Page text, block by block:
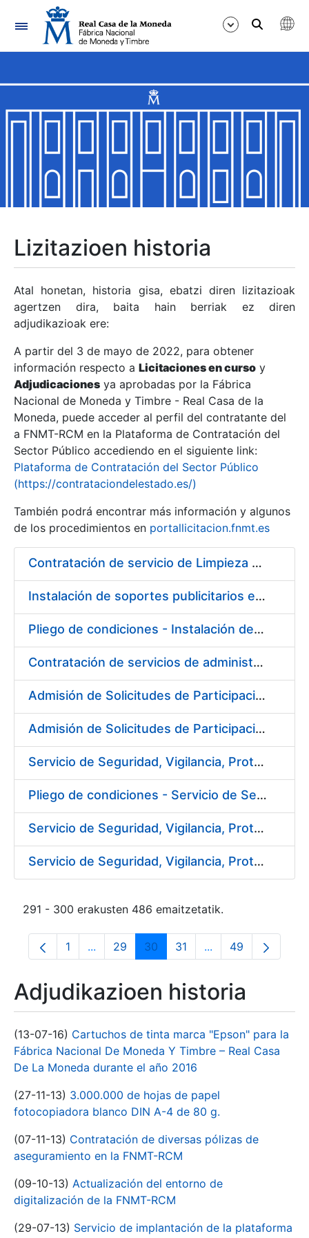
Nabigazioa
Erakutsi/Ezkutatu
Erakutsi/Ezkutatu
Erakutsi/Ezkutatu
Erakutsi/Ezkutatu
Erakutsi/Ezkutatu
Erakutsi/Ezkutatu
Erakutsi/Ezkutatu
Erakutsi/Ezkutatu
Lizitazioen historia
Atal honetan, historia gisa, ebatzi diren lizitazioak
agertzen dira, baita hain berriak ez diren
adjudikazioak ere:
A partir del 3 de mayo de 2022, para obtener
información respecto a Licitaciones en curso y
Adjudicaciones ya aprobadas por la Fábrica
Nacional de Moneda y Timbre - Real Casa de la
Moneda, puede acceder al perfil del contratante del
a FNMT-RCM en la Plataforma de Contratación del
Sector Público accediendo en el siguiente link:
Plataforma de Contratación del Sector Público
(https://contrataciondelestado.es/)
También podrá encontrar más información y algunos
de los procedimientos en portallicitacion.fnmt.es
Contratación de servicio de Limpieza en la Fábrica Nacional de Moneda y Timbre-Real Casa de la Moneda
Instalación de soportes publicitarios en solar de la FNMT-RCM
Pliego de condiciones - Instalación de soportes publicitarios en solar de la FNMT-RCM
Contratación de servicios de administración, soporte, mantenimiento y help desk, de los sistemas SAP implantados en la FNMT-RCM
Admisión de Solicitudes de Participación - Ref. PR01/1003/2016
Admisión de Solicitudes de Participación - Ref. PR02/1003/2016
Servicio de Seguridad, Vigilancia, Protección y Control en los centros de la FNMT-RCM en Burgos.
Pliego de condiciones - Servicio de Seguridad, Vigilancia, Protección y Control en los centros de la FNMT-RCM en Burgos
Servicio de Seguridad, Vigilancia, Protección y Control en los centros de la FNMT-RCM en Madrid
Servicio de Seguridad, Vigilancia, Protección y Control en los centros de la FNMT-RCM en Madrid
291 - 300 erakusten 486 emaitzetatik.
Orrialdea
1 ...Intermediate Pages Use TAB to navigate.
Orrialdea
29 Orrialdea
30 Orrialdea
31 ...Intermediate
Orrialdea
49
Adjudikazioen historia
(13-07-16) Cartuchos de tinta marca "Epson" para la
Fábrica Nacional De Moneda Y Timbre – Real Casa
De La Moneda durante el año 2016
(27-11-13) 3.000.000 de hojas de papel
fotocopiadora blanco DIN A-4 de 80 g.
(07-11-13) Contratación de diversas pólizas de
aseguramiento en la FNMT-RCM
(09-10-13) Actualización del entorno de
digitalización de la FNMT-RCM
(29-07-13) Servicio de implantación de la plataforma